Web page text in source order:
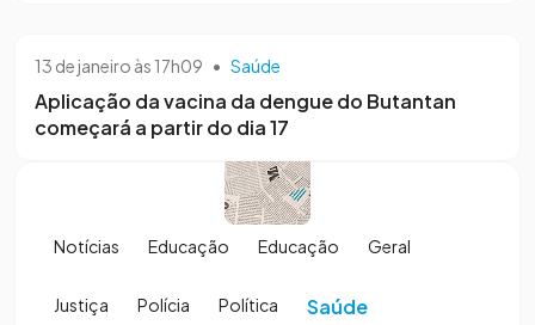
13 de janeiro às 17h09 • Saúde
Aplicação da vacina da dengue do Butantan
começará a partir do dia 17
Notícias Educação Educação Geral
Justiça Polícia Política Saúde